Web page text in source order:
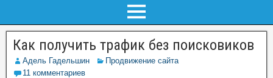
Как получить трафик без поисковиков
Адель Гадельшин
Продвижение сайта
11 комментариев